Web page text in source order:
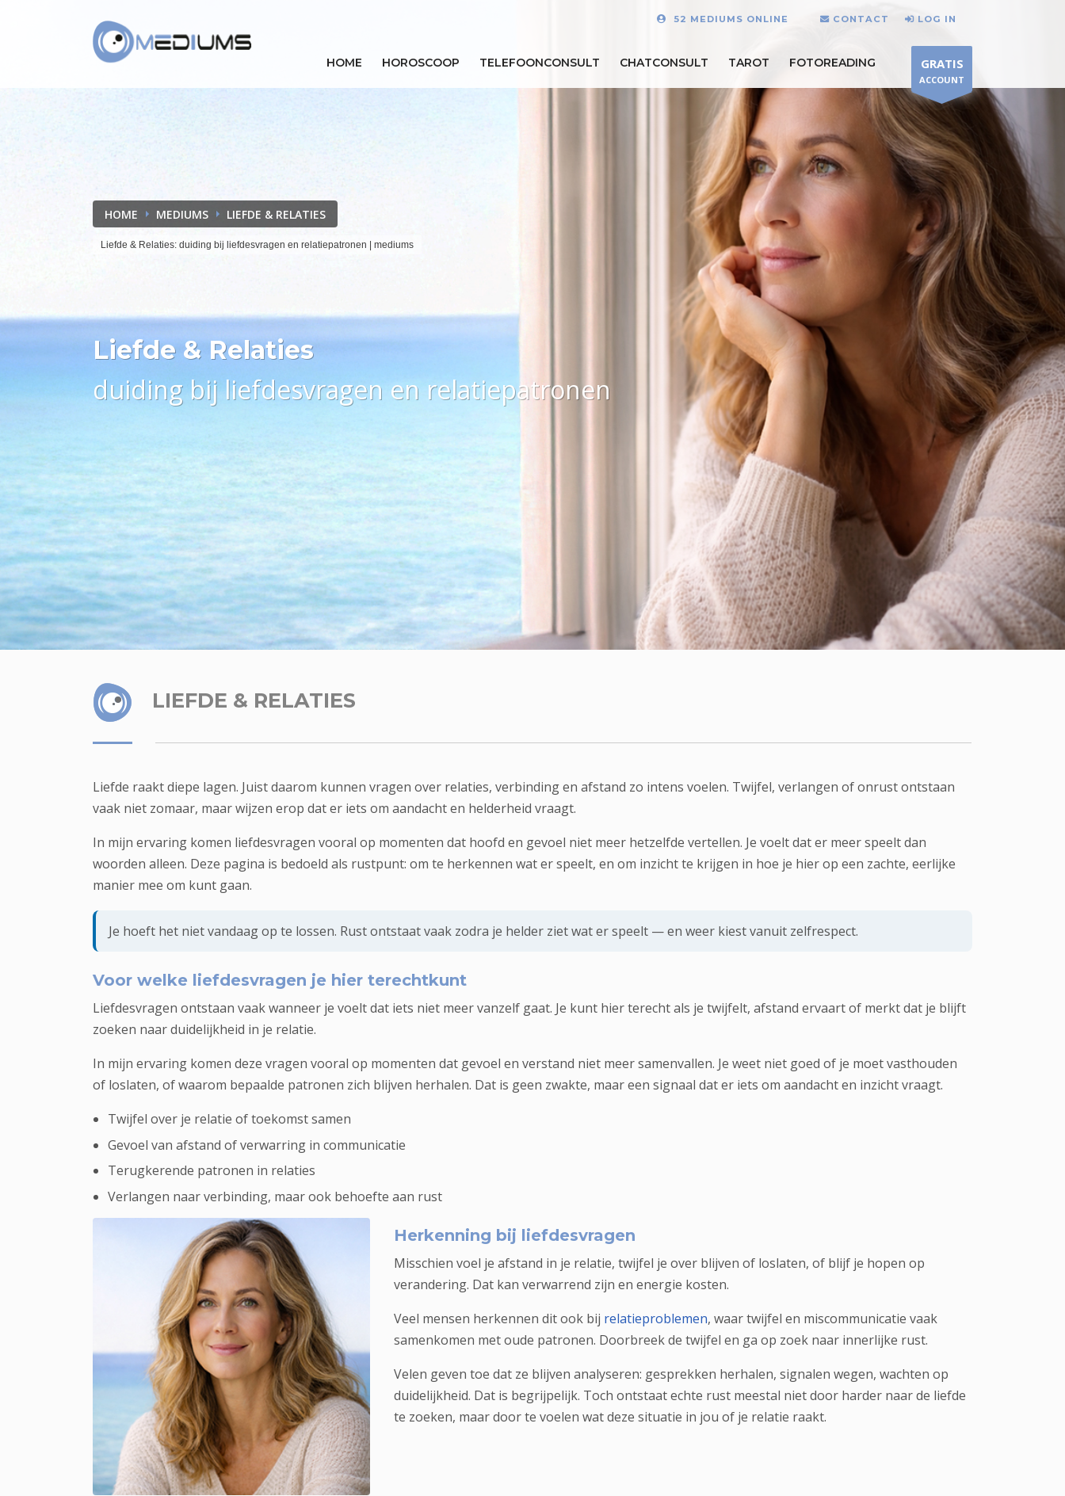
52 MEDIUMS ONLINE CONTACT LOG IN
HOME HOROSCOOP TELEFOONCONSULT CHATCONSULT TAROT FOTOREADING GRATIS
ACCOUNT
HOME MEDIUMS LIEFDE & RELATIES
Liefde & Relaties: duiding bij liefdesvragen en relatiepatronen | mediums
Liefde & Relaties
duiding bij liefdesvragen en relatiepatronen
LIEFDE & RELATIES
Liefde raakt diepe lagen. Juist daarom kunnen vragen over relaties, verbinding en afstand zo intens voelen. Twijfel, verlangen of onrust ontstaan
vaak niet zomaar, maar wijzen erop dat er iets om aandacht en helderheid vraagt.
In mijn ervaring komen liefdesvragen vooral op momenten dat hoofd en gevoel niet meer hetzelfde vertellen. Je voelt dat er meer speelt dan
woorden alleen. Deze pagina is bedoeld als rustpunt: om te herkennen wat er speelt, en om inzicht te krijgen in hoe je hier op een zachte, eerlijke
manier mee om kunt gaan.
Je hoeft het niet vandaag op te lossen. Rust ontstaat vaak zodra je helder ziet wat er speelt — en weer kiest vanuit zelfrespect.
Voor welke liefdesvragen je hier terechtkunt
Liefdesvragen ontstaan vaak wanneer je voelt dat iets niet meer vanzelf gaat. Je kunt hier terecht als je twijfelt, afstand ervaart of merkt dat je blijft
zoeken naar duidelijkheid in je relatie.
In mijn ervaring komen deze vragen vooral op momenten dat gevoel en verstand niet meer samenvallen. Je weet niet goed of je moet vasthouden
of loslaten, of waarom bepaalde patronen zich blijven herhalen. Dat is geen zwakte, maar een signaal dat er iets om aandacht en inzicht vraagt.
Twijfel over je relatie of toekomst samen
Gevoel van afstand of verwarring in communicatie
Terugkerende patronen in relaties
Verlangen naar verbinding, maar ook behoefte aan rust
Herkenning bij liefdesvragen
Misschien voel je afstand in je relatie, twijfel je over blijven of loslaten, of blijf je hopen op
verandering. Dat kan verwarrend zijn en energie kosten.
Veel mensen herkennen dit ook bij relatieproblemen, waar twijfel en miscommunicatie vaak
samenkomen met oude patronen. Doorbreek de twijfel en ga op zoek naar innerlijke rust.
Velen geven toe dat ze blijven analyseren: gesprekken herhalen, signalen wegen, wachten op
duidelijkheid. Dat is begrijpelijk. Toch ontstaat echte rust meestal niet door harder naar de liefde
te zoeken, maar door te voelen wat deze situatie in jou of je relatie raakt.